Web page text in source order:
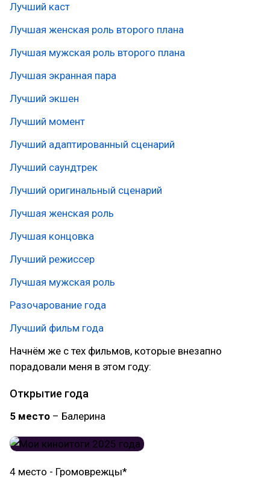
Лучший каст
Лучшая женская роль второго плана
Лучшая мужская роль второго плана
Лучшая экранная пара
Лучший экшен
Лучший момент
Лучший адаптированный сценарий
Лучший саундтрек
Лучший оригинальный сценарий
Лучшая женская роль
Лучшая концовка
Лучший режиссер
Лучшая мужская роль
Разочарование года
Лучший фильм года
Начнём же с тех фильмов, которые внезапно
порадовали меня в этом году:
Открытие года
5 место – Балерина
4 место - Громоврежцы*